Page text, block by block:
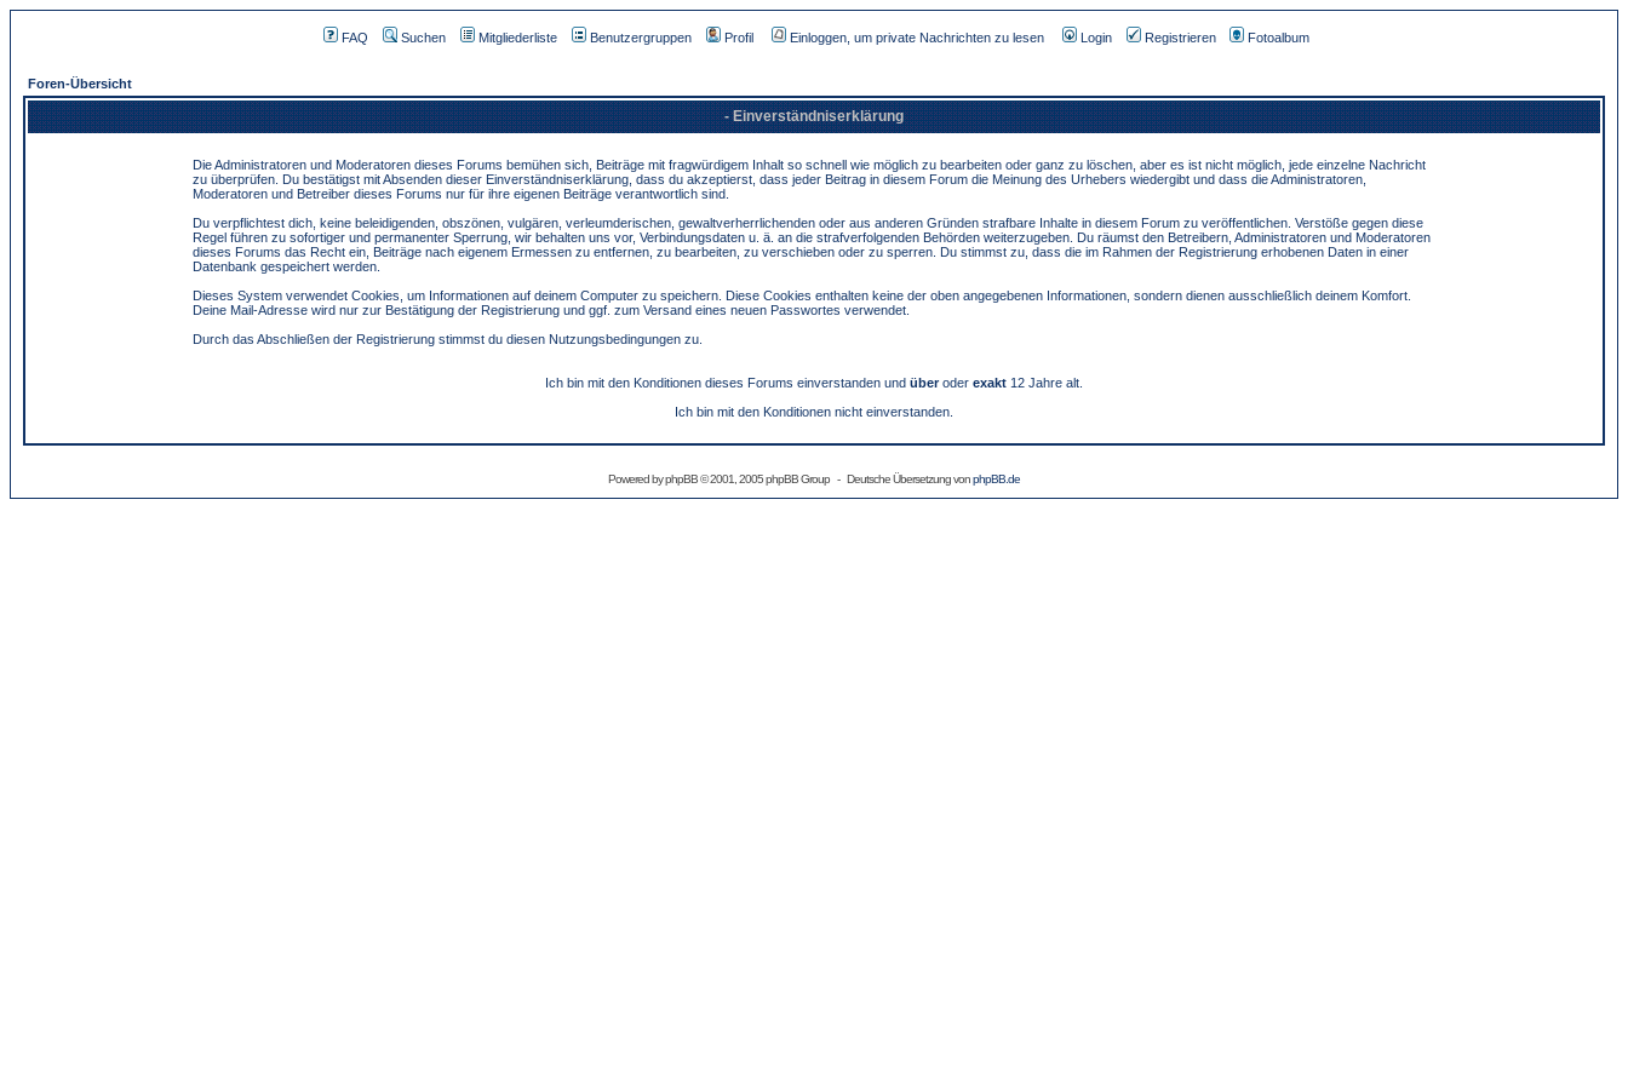
FAQ Suchen Mitgliederliste Benutzergruppen Profil Einloggen, um private Nachrichten zu lesen Login Registrieren Fotoalbum
Foren-Übersicht
- Einverständniserklärung
Die Administratoren und Moderatoren dieses Forums bemühen sich, Beiträge mit fragwürdigem Inhalt so schnell wie möglich zu bearbeiten oder ganz zu löschen, aber es ist nicht möglich, jede einzelne Nachricht
zu überprüfen. Du bestätigst mit Absenden dieser Einverständniserklärung, dass du akzeptierst, dass jeder Beitrag in diesem Forum die Meinung des Urhebers wiedergibt und dass die Administratoren,
Moderatoren und Betreiber dieses Forums nur für ihre eigenen Beiträge verantwortlich sind.
Du verpflichtest dich, keine beleidigenden, obszönen, vulgären, verleumderischen, gewaltverherrlichenden oder aus anderen Gründen strafbare Inhalte in diesem Forum zu veröffentlichen. Verstöße gegen diese
Regel führen zu sofortiger und permanenter Sperrung, wir behalten uns vor, Verbindungsdaten u. ä. an die strafverfolgenden Behörden weiterzugeben. Du räumst den Betreibern, Administratoren und Moderatoren
dieses Forums das Recht ein, Beiträge nach eigenem Ermessen zu entfernen, zu bearbeiten, zu verschieben oder zu sperren. Du stimmst zu, dass die im Rahmen der Registrierung erhobenen Daten in einer
Datenbank gespeichert werden.
Dieses System verwendet Cookies, um Informationen auf deinem Computer zu speichern. Diese Cookies enthalten keine der oben angegebenen Informationen, sondern dienen ausschließlich deinem Komfort.
Deine Mail-Adresse wird nur zur Bestätigung der Registrierung und ggf. zum Versand eines neuen Passwortes verwendet.
Durch das Abschließen der Registrierung stimmst du diesen Nutzungsbedingungen zu.
Ich bin mit den Konditionen dieses Forums einverstanden und überoder exakt 12 Jahre alt.
Ich bin mit den Konditionen nicht einverstanden.
Powered byphpBB© 2001, 2005 phpBB Group - Deutsche Übersetzung vonphpBB.de